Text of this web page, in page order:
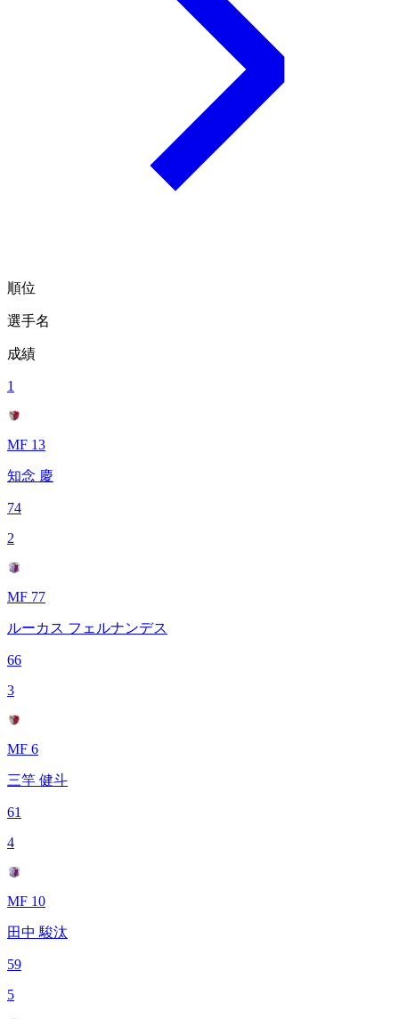
順位
選手名
成績
1
MF 13
知念 慶
74
2
MF 77
ルーカス フェルナンデス
66
3
MF 6
三竿 健斗
61
4
MF 10
田中 駿汰
59
5